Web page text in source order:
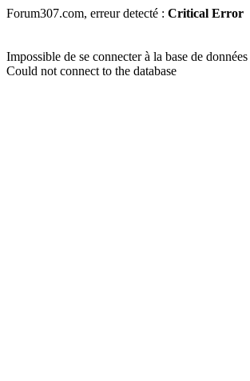
Forum307.com, erreur detecté : Critical Error
Impossible de se connecter à la base de données
Could not connect to the database